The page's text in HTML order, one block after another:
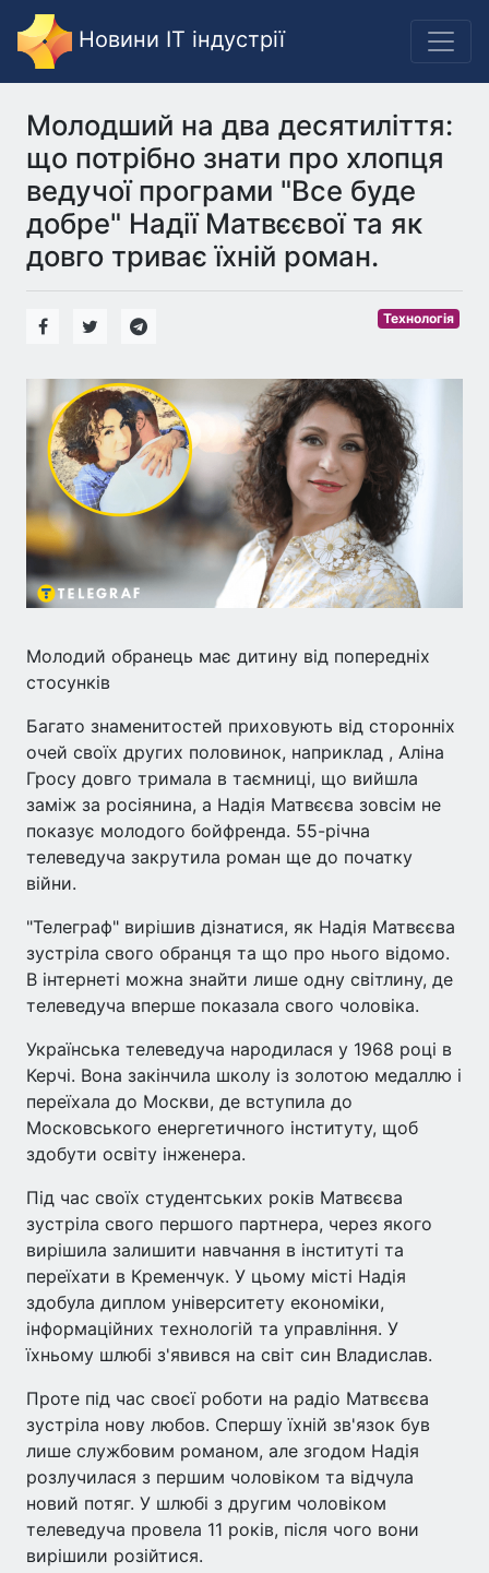
Новини IT індустрії
Молодший на два десятиліття:
що потрібно знати про хлопця
ведучої програми "Все буде
добре" Надії Матвєєвої та як
довго триває їхній роман.
Технологія
Молодий обранець має дитину від попередніх
стосунків
Багато знаменитостей приховують від сторонніх
очей своїх других половинок, наприклад , Аліна
Гросу довго тримала в таємниці, що вийшла
заміж за росіянина, а Надія Матвєєва зовсім не
показує молодого бойфренда. 55-річна
телеведуча закрутила роман ще до початку
війни.
"Телеграф" вирішив дізнатися, як Надія Матвєєва
зустріла свого обранця та що про нього відомо.
В інтернеті можна знайти лише одну світлину, де
телеведуча вперше показала свого чоловіка.
Українська телеведуча народилася у 1968 році в
Керчі. Вона закінчила школу із золотою медаллю і
переїхала до Москви, де вступила до
Московського енергетичного інституту, щоб
здобути освіту інженера.
Під час своїх студентських років Матвєєва
зустріла свого першого партнера, через якого
вирішила залишити навчання в інституті та
переїхати в Кременчук. У цьому місті Надія
здобула диплом університету економіки,
інформаційних технологій та управління. У
їхньому шлюбі з'явився на світ син Владислав.
Проте під час своєї роботи на радіо Матвєєва
зустріла нову любов. Спершу їхній зв'язок був
лише службовим романом, але згодом Надія
розлучилася з першим чоловіком та відчула
новий потяг. У шлюбі з другим чоловіком
телеведуча провела 11 років, після чого вони
вирішили розійтися.